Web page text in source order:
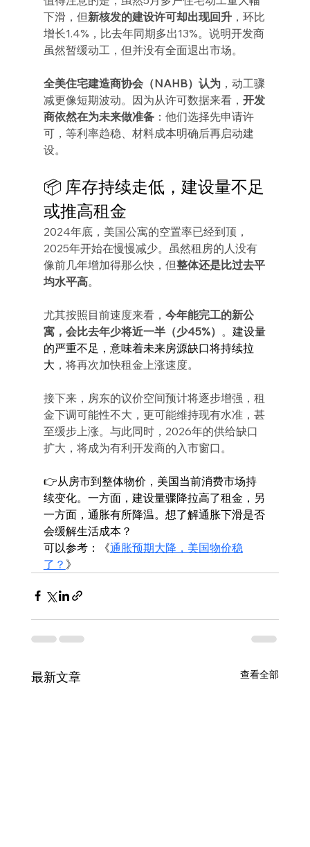
下滑，但新核发的建设许可却出现回升，环比
增长1.4%，比去年同期多出13%。说明开发商
虽然暂缓动工，但并没有全面退出市场。
全美住宅建造商协会（NAHB）认为，动工骤
减更像短期波动。因为从许可数据来看， 开发
商依然在为未来做准备：他们选择先申请许
可，等利率趋稳、材料成本明确后再启动建
设。
📦 库存持续走低，建设量不足
或推高租金
2024年底，美国公寓的空置率已经到顶，
2025年开始在慢慢减少。虽然租房的人没有
像前几年增加得那么快，但整体还是比过去平
均水平高。
尤其按照目前速度来看， 今年能完工的新公
寓，会比去年少将近一半（少45%） 。 建设量
的严重不足，意味着未来房源缺口将持续拉
大 ，将再次加快租金上涨速度。
接下来，房东的议价空间预计将逐步增强，租
金下调可能性不大，更可能维持现有水准，甚
至缓步上涨。与此同时，2026年的供给缺口
扩大，将成为有利开发商的入市窗口。
👉从房市到整体物价，美国当前消费市场持
续变化。一方面，建设量骤降拉高了租金，另
一方面，通胀有所降温。想了解通胀下滑是否
会缓解生活成本？
可以参考：《通胀预期大降，美国物价稳
了？ 》
最新文章 查看全部